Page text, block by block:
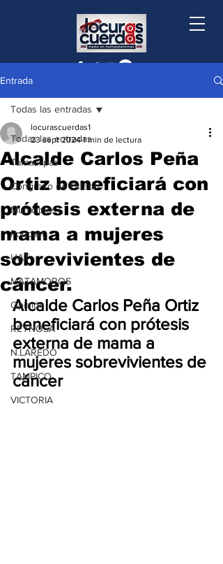
Entrada
Todas las entradas
Tamaulipas
Congreso de Estado
Municipios
Podcast
UAT
MATAMOROS
Opinión
REYNOSA
N.LAREDO
TAMPICO
VICTORIA
Todas las entradas
Alcalde Carlos Peña
Ortiz beneficiará con
prótesis externa de
mama a mujeres
sobrevivientes de
cáncer.
locurascuerdas1
23 sept 2024 1 min de lectura
Alcalde Carlos Peña Ortiz
beneficiará con prótesis
externa de mama a
mujeres sobrevivientes de
cáncer